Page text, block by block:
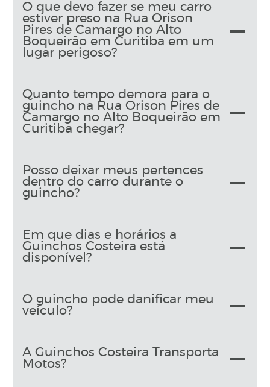
O que devo fazer se meu carro
estiver preso na Rua Orison
Pires de Camargo no Alto
Boqueirão em Curitiba em um
lugar perigoso?
Quanto tempo demora para o
guincho na Rua Orison Pires de
Camargo no Alto Boqueirão em
Curitiba chegar?
Posso deixar meus pertences
dentro do carro durante o
guincho?
Em que dias e horários a
Guinchos Costeira está
disponível?
O guincho pode danificar meu
veículo?
A Guinchos Costeira Transporta
Motos?